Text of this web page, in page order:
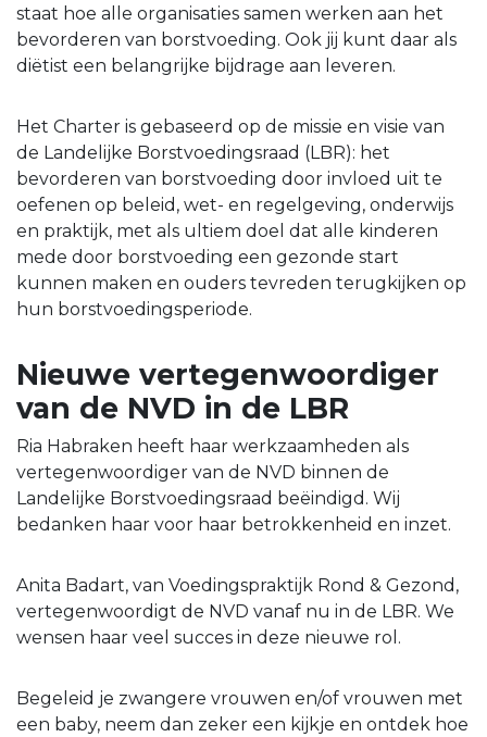
staat hoe alle organisaties samen werken aan het
bevorderen van borstvoeding. Ook jij kunt daar als
diëtist een belangrijke bijdrage aan leveren.
Het Charter is gebaseerd op de missie en visie van
de Landelijke Borstvoedingsraad (LBR): het
bevorderen van borstvoeding door invloed uit te
oefenen op beleid, wet- en regelgeving, onderwijs
en praktijk, met als ultiem doel dat alle kinderen
mede door borstvoeding een gezonde start
kunnen maken en ouders tevreden terugkijken op
hun borstvoedingsperiode.
Nieuwe vertegenwoordiger
van de NVD in de LBR
Ria Habraken heeft haar werkzaamheden als
vertegenwoordiger van de NVD binnen de
Landelijke Borstvoedingsraad beëindigd. Wij
bedanken haar voor haar betrokkenheid en inzet.
Anita Badart, van Voedingspraktijk Rond & Gezond,
vertegenwoordigt de NVD vanaf nu in de LBR. We
wensen haar veel succes in deze nieuwe rol.
Begeleid je zwangere vrouwen en/of vrouwen met
een baby, neem dan zeker een kijkje en ontdek hoe